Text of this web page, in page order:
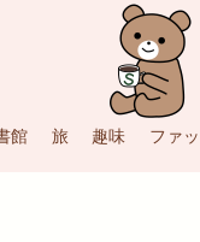
館 旅 趣味 ファ